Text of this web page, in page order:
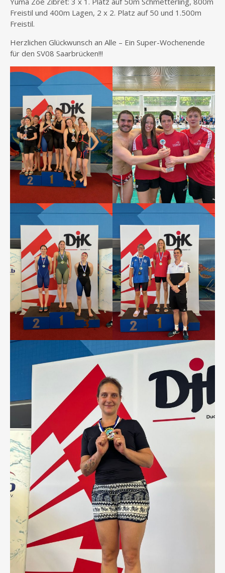
Freistil und 400m Lagen, 2 x 2. Platz auf 50 und 1.500m
Freistil.
Herzlichen Glückwunsch an Alle – Ein Super-Wochenende
für den SV08 Saarbrücken!!!